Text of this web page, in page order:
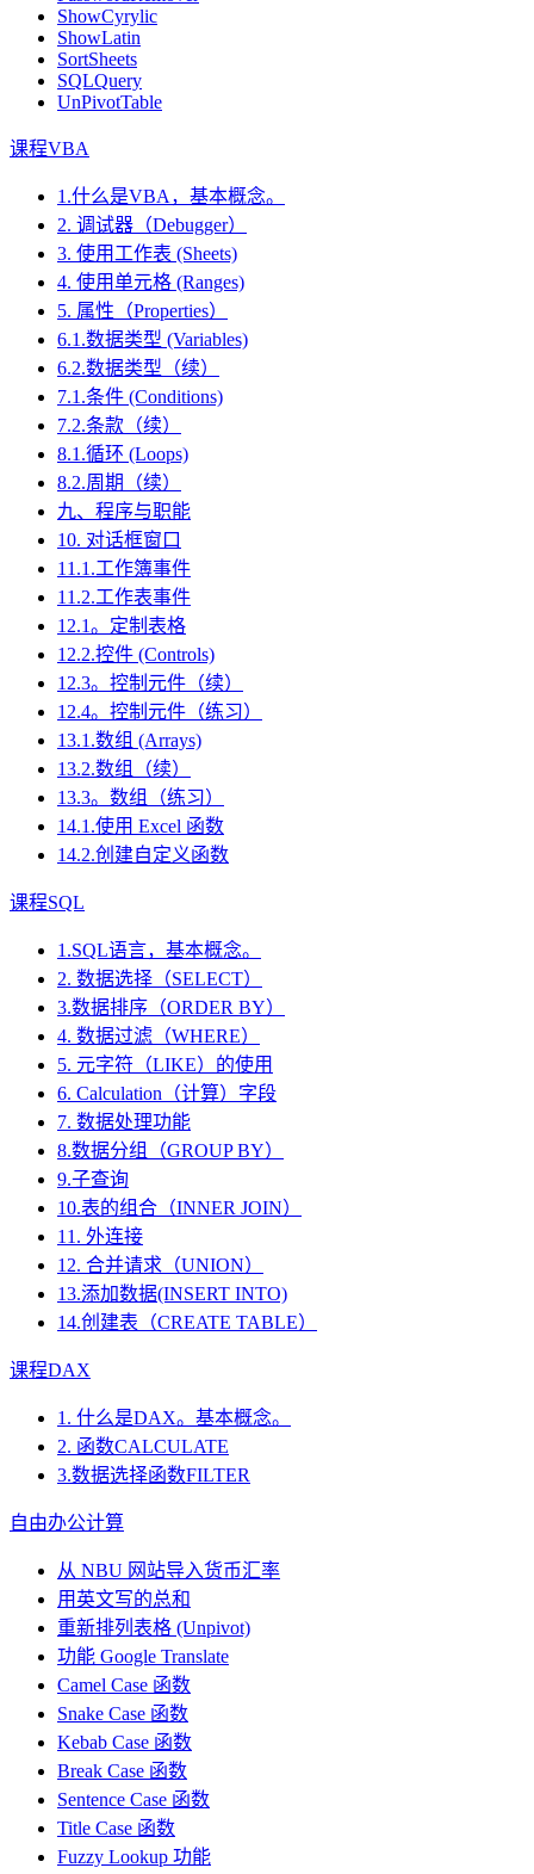
ShowCyrylic
ShowLatin
SortSheets
SQLQuery
UnPivotTable
课程VBA
1.什么是VBA，基本概念。
2. 调试器（Debugger）
3. 使用工作表 (Sheets)
4. 使用单元格 (Ranges)
5. 属性（Properties）
6.1.数据类型 (Variables)
6.2.数据类型（续）
7.1.条件 (Conditions)
7.2.条款（续）
8.1.循环 (Loops)
8.2.周期（续）
九、程序与职能
10. 对话框窗口
11.1.工作簿事件
11.2.工作表事件
12.1。定制表格
12.2.控件 (Controls)
12.3。控制元件（续）
12.4。控制元件（练习）
13.1.数组 (Arrays)
13.2.数组（续）
13.3。数组（练习）
14.1.使用 Excel 函数
14.2.创建自定义函数
课程SQL
1.SQL语言，基本概念。
2. 数据选择（SELECT）
3.数据排序（ORDER BY）
4. 数据过滤（WHERE）
5. 元字符（LIKE）的使用
6. Calculation（计算）字段
7. 数据处理功能
8.数据分组（GROUP BY）
9.子查询
10.表的组合（INNER JOIN）
11. 外连接
12. 合并请求（UNION）
13.添加数据(INSERT INTO)
14.创建表（CREATE TABLE）
课程DAX
1. 什么是DAX。基本概念。
2. 函数CALCULATE
3.数据选择函数FILTER
自由办公计算
从 NBU 网站导入货币汇率
用英文写的总和
重新排列表格 (Unpivot)
功能 Google Translate
Camel Case 函数
Snake Case 函数
Kebab Case 函数
Break Case 函数
Sentence Case 函数
Title Case 函数
Fuzzy Lookup 功能